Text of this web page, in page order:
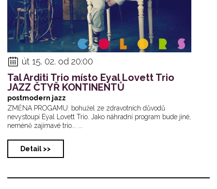
út 15. 02. od 20:00
Tal Arditi Trio místo Eyal Lovett Trio
JAZZ ČTYŘ KONTINENTŮ
postmodern jazz
ZMĚNA PROGAMU: bohužel ze zdravotních důvodů
nevystoupí Eyal Lovett Trio. Jako náhradní program bude jiné,
neméně zajímavé trio... ...
Detail >>